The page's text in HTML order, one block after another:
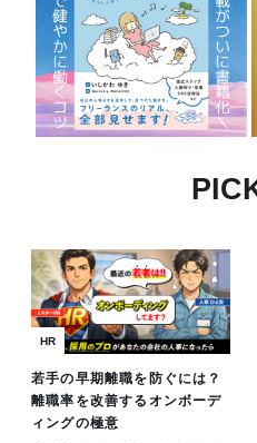
HR
若手の早期離職を防ぐには？
離職率を改善するオンボーデ
ィングの極意